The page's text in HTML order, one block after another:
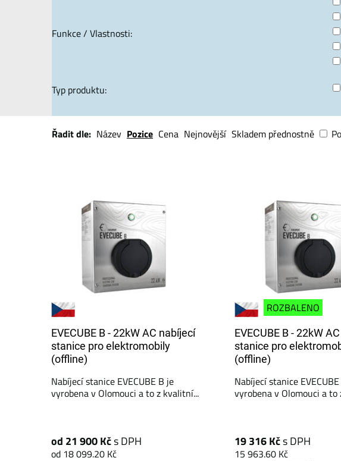
Funkce / Vlastnosti:
Typ produktu:
Řadit dle: Název Pozice Cena Nejnovější Skladem přednostně
EVECUBE B - 22kW AC nabíjecí
stanice pro elektromobily
(offline)
Nabíjecí stanice EVECUBE B je
vyrobena v Olomouci a to z kvalitní...
od 21 900 Kčs DPH
od 18 099.20 Kč
ROZBALENO
EVECUBE B - 22kW
stanice pro
(offline)
Nabíjecí stanice
vyrobena v Olomouci a to
19 316 Kčs DPH
15 963.60 Kč